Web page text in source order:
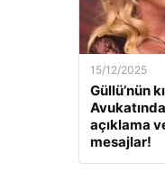
15/12/2025
Güllü’nün
açıklama
mesajlar!